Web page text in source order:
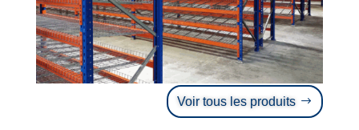
Voir tous les produits